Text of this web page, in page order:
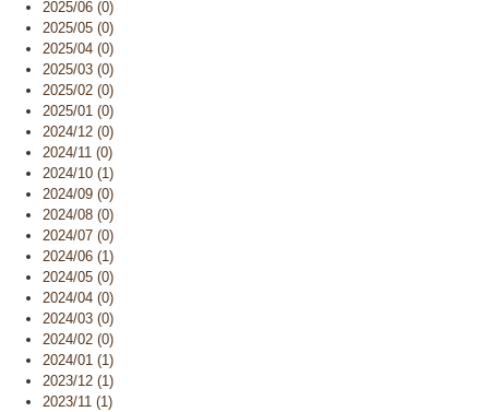
2025/06 (0)
2025/05 (0)
2025/04 (0)
2025/03 (0)
2025/02 (0)
2025/01 (0)
2024/12 (0)
2024/11 (0)
2024/10 (1)
2024/09 (0)
2024/08 (0)
2024/07 (0)
2024/06 (1)
2024/05 (0)
2024/04 (0)
2024/03 (0)
2024/02 (0)
2024/01 (1)
2023/12 (1)
2023/11 (1)